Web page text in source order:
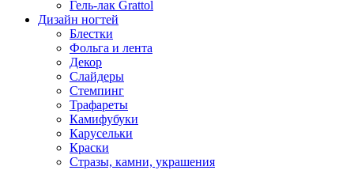
Гель-лак Grattol
Дизайн ногтей
Блестки
Фольга и лента
Декор
Слайдеры
Стемпинг
Трафареты
Камифубуки
Карусельки
Краски
Стразы, камни, украшения